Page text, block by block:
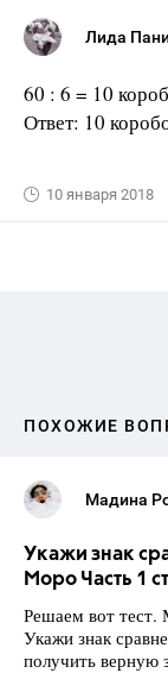
Лида
60 : 6 = 10
Ответ: 10
10 января 2018
ПОХОЖИЕ
Мадина
Укажи знак
Моро Часть 1
Решаем вот тест.
Укажи знак
получить верную